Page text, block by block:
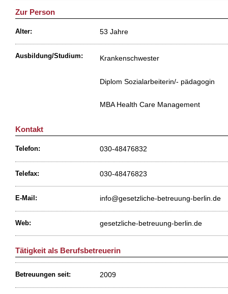
Zur Person
Alter: 53 Jahre
Ausbildung/Studium: Krankenschwester
Diplom Sozialarbeiterin/- pädagogin
MBA Health Care Management
Kontakt
Telefon: 030-48476832
Telefax: 030-48476823
E-Mail: info@gesetzliche-betreuung-berlin.de
Web: gesetzliche-betreuung-berlin.de
Tätigkeit als Berufsbetreuerin
Betreuungen seit: 2009